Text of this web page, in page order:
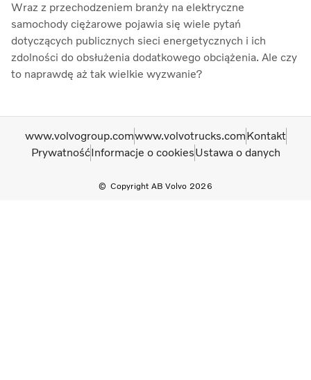
Wraz z przechodzeniem branży na elektryczne
samochody ciężarowe pojawia się wiele pytań
dotyczących publicznych sieci energetycznych i ich
zdolności do obsłużenia dodatkowego obciążenia. Ale czy
to naprawdę aż tak wielkie wyzwanie?
Copyright AB Volvo 2026
www.volvogroup.comwww.volvotrucks.comKontakt
PrywatnośćInformacje o cookiesUstawa o danych